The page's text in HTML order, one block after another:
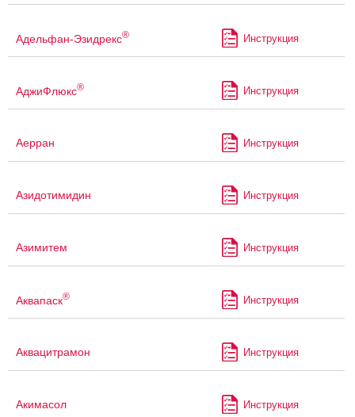
Адельфан-Эзидрекс® Инструкция
АджиФлюкс® Инструкция
Аерран Инструкция
Азидотимидин Инструкция
Азимитем Инструкция
Аквапаск® Инструкция
Аквацитрамон Инструкция
Акимасол Инструкция